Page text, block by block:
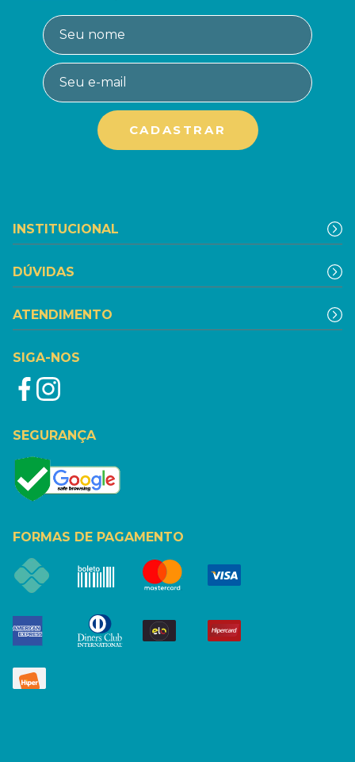
INSTITUCIONAL
DÚVIDAS
ATENDIMENTO
SIGA-NOS
SEGURANÇA
FORMAS DE PAGAMENTO